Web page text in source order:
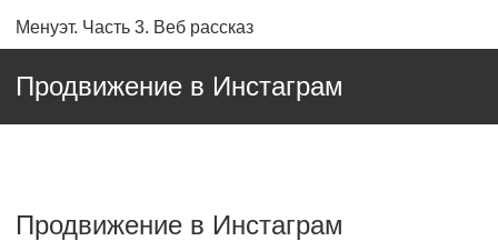
Менуэт.Часть 2 – Веб рассказ
Менуэт. Часть 3. Веб рассказ
Продвижение в Инстаграм
Продвижение в Инстаграм